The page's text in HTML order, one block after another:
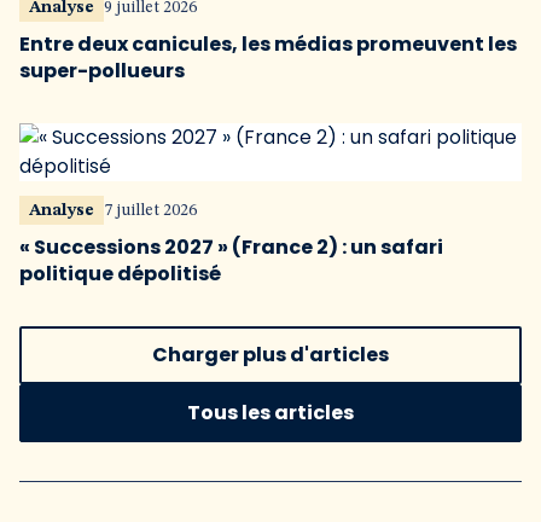
Analyse 9 juillet 2026
Entre deux canicules, les médias promeuvent les
super-pollueurs
Analyse 7 juillet 2026
« Successions 2027 » (France 2) : un safari
politique dépolitisé
Charger plus d'articles
Tous les articles